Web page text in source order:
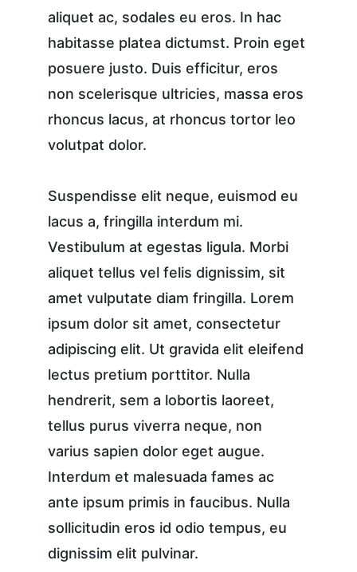
aliquet ac, sodales eu eros. In hac
habitasse platea dictumst. Proin eget
posuere justo. Duis efficitur, eros
non scelerisque ultricies, massa eros
rhoncus lacus, at rhoncus tortor leo
volutpat dolor.
Suspendisse elit neque, euismod eu
lacus a, fringilla interdum mi.
Vestibulum at egestas ligula. Morbi
aliquet tellus vel felis dignissim, sit
amet vulputate diam fringilla. Lorem
ipsum dolor sit amet, consectetur
adipiscing elit. Ut gravida elit eleifend
lectus pretium porttitor. Nulla
hendrerit, sem a lobortis laoreet,
tellus purus viverra neque, non
varius sapien dolor eget augue.
Interdum et malesuada fames ac
ante ipsum primis in faucibus. Nulla
sollicitudin eros id odio tempus, eu
dignissim elit pulvinar.